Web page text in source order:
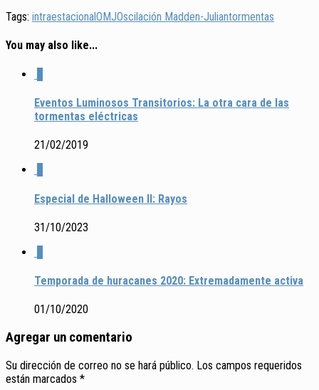
Tags: intraestacionalOMJOscilación Madden-Juliantormentas
You may also like...
Eventos Luminosos Transitorios: La otra cara de las
tormentas eléctricas
21/02/2019
Especial de Halloween II: Rayos
31/10/2023
Temporada de huracanes 2020: Extremadamente activa
01/10/2020
Agregar un comentario
Su dirección de correo no se hará público. Los campos requeridos
están marcados *